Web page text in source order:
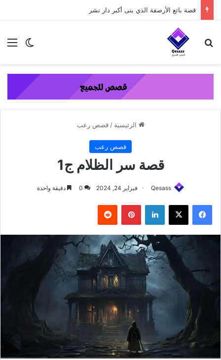
content
قصة اللص المؤدب
الوضع بحث عن
الرئيسية / قصص رعب
قصص رعب
قصة سر الظلام ج1
Qesass فبراير 24, 2024 0 دقيقة واحدة
فيسبوك ‫X لينكدإن بينتيريست